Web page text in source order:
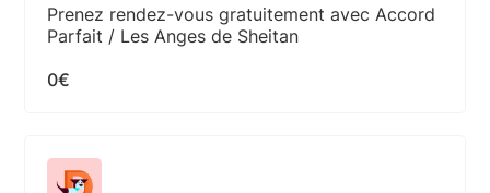
Prenez rendez-vous gratuitement avec Accord
Parfait / Les Anges de Sheitan
0€